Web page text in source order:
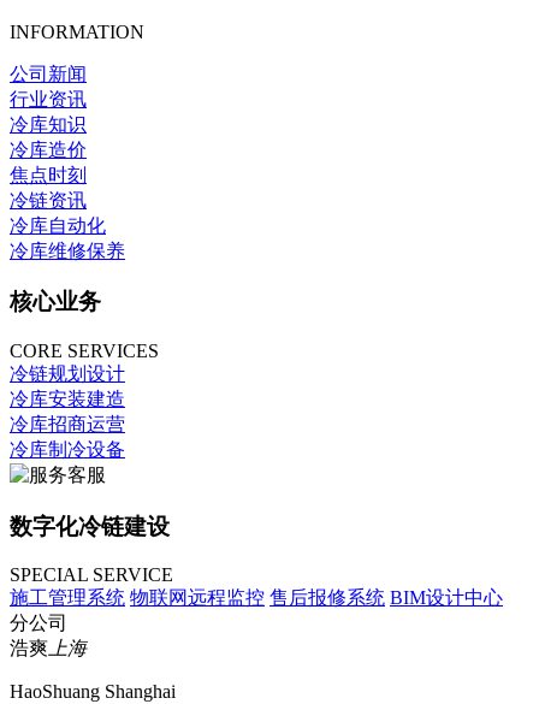
INFORMATION
公司新闻
行业资讯
冷库知识
冷库造价
焦点时刻
冷链资讯
冷库自动化
冷库维修保养
核心业务
CORE SERVICES
冷链规划设计
冷库安装建造
冷库招商运营
冷库制冷设备
数字化冷链建设
SPECIAL SERVICE
施工管理系统 物联网远程监控 售后报修系统 BIM设计中心
分公司
浩爽上海
HaoShuang Shanghai